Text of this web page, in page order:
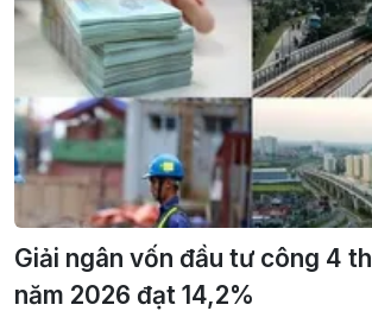
Giải ngân vốn đầu tư công 4
năm 2026 đạt 14,2%